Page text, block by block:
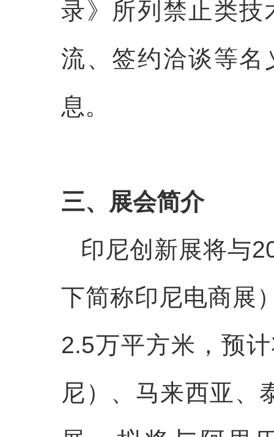
录》所列禁止类
流、签约洽谈等
息。
三、展会简介
印尼创新展将与
下简称印尼电商展
2.5万平方米，预
尼）、马来西亚、